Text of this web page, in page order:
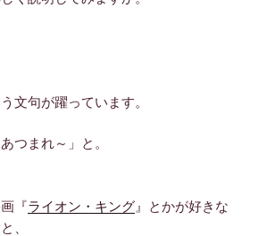
文句が躍っています。
つまれ～」と。
『ライオン・キング 』とかが好きな
、